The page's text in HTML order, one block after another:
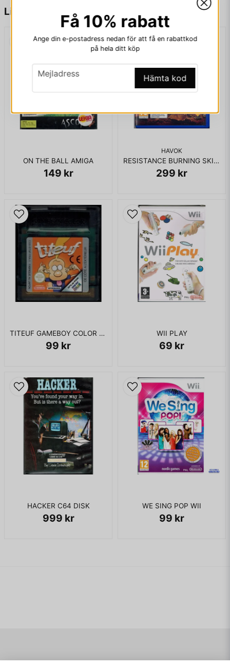
Liknande produkter
ON THE BALL AMIGA
149 kr
HAVOK
RESISTANCE BURNING SKIES PS VITA
299 kr
TITEUF GAMEBOY COLOR FRANSKT
99 kr
WII PLAY
69 kr
HACKER C64 DISK
999 kr
WE SING POP WII
99 kr
Få 10% rabatt
Ange din e-postadress nedan för att få en rabattkod
på hela ditt köp
email
Mejladress Hämta kod